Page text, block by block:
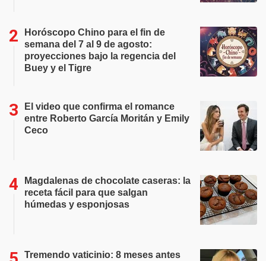
Horóscopo Chino para el fin de
semana del 7 al 9 de agosto:
proyecciones bajo la regencia del
Buey y el Tigre
El video que confirma el romance
entre Roberto García Moritán y Emily
Ceco
Magdalenas de chocolate caseras: la
receta fácil para que salgan
húmedas y esponjosas
Tremendo vaticinio: 8 meses antes